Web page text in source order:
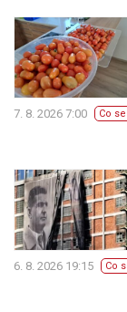
7. 8. 2026 7:00 Co
6. 8. 2026 19:15 Co